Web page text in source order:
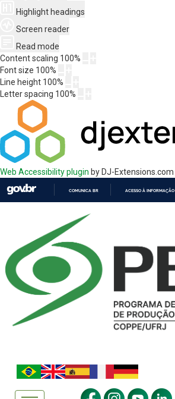
Highlight headings
Screen reader
Read mode
Content scaling 100%
Font size 100%
Line height 100%
Letter spacing 100%
Web Accessibility plugin by DJ-Extensions.com
COMUNICA BR ACESSO À INFORMAÇÃO